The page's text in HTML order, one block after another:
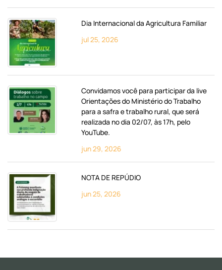
Dia Internacional da Agricultura Familiar
jul 25, 2026
Convidamos você para participar da live
Orientações do Ministério do Trabalho
para a safra e trabalho rural, que será
realizada no dia 02/07, às 17h, pelo
YouTube.
jun 29, 2026
NOTA DE REPÚDIO
jun 25, 2026